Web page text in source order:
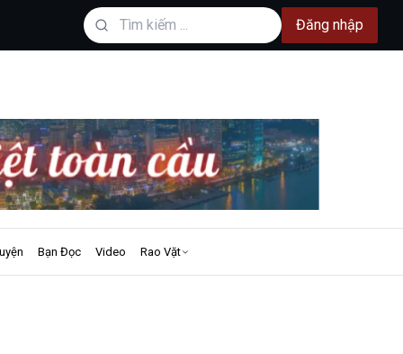
Đăng nhập
Bạn Đọc Video Rao Vặt